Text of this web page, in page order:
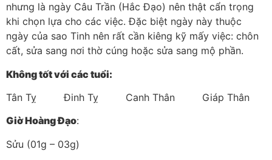
nhưng là ngày Câu Trần (Hắc Đạo) nên thật cẩn trọng
khi chọn lựa cho các việc. Đặc biệt ngày này thuộc
ngày của sao Tinh nên rất cần kiêng kỹ mấy việc: chôn
cất, sửa sang nơi thờ cúng hoặc sửa sang mộ phần.
Không tốt với các tuổi:
Tân Tỵ Đinh Tỵ Canh Thân Giáp Thân
Giờ Hoàng Đạo:
Sửu (01g – 03g)